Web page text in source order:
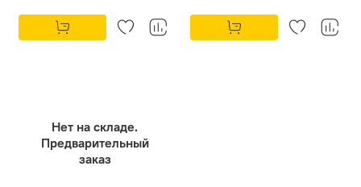
Нет на складе.
Предварительный
заказ